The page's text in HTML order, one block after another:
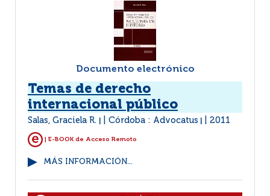
Documento electrónico
Temas de derecho
internacional público
Salas, Graciela R. Córdoba : Advocatus 2011
| E-BOOK de Acceso Remoto
MÁS INFORMACIÓN...